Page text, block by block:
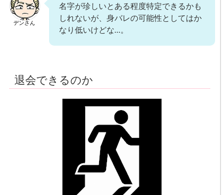
デンさん
名字が珍しいとある程度特定できるかも
しれないが、身バレの可能性としてはか
なり低いけどな…。
退会できるのか